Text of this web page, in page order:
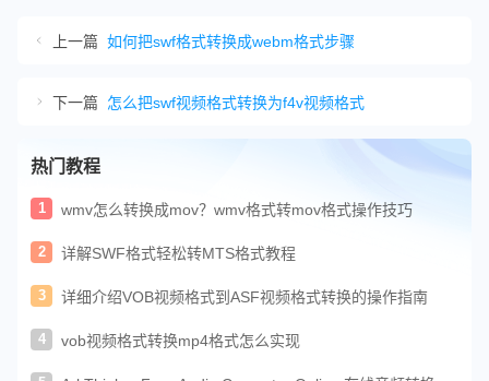
上一篇 如何把swf格式转换成webm格式步骤
下一篇 怎么把swf视频格式转换为f4v视频格式
热门教程
1 wmv怎么转换成mov？wmv格式转mov格式操作技巧
2 详解SWF格式轻松转MTS格式教程
3 详细介绍VOB视频格式到ASF视频格式转换的操作指南
4 vob视频格式转换mp4格式怎么实现